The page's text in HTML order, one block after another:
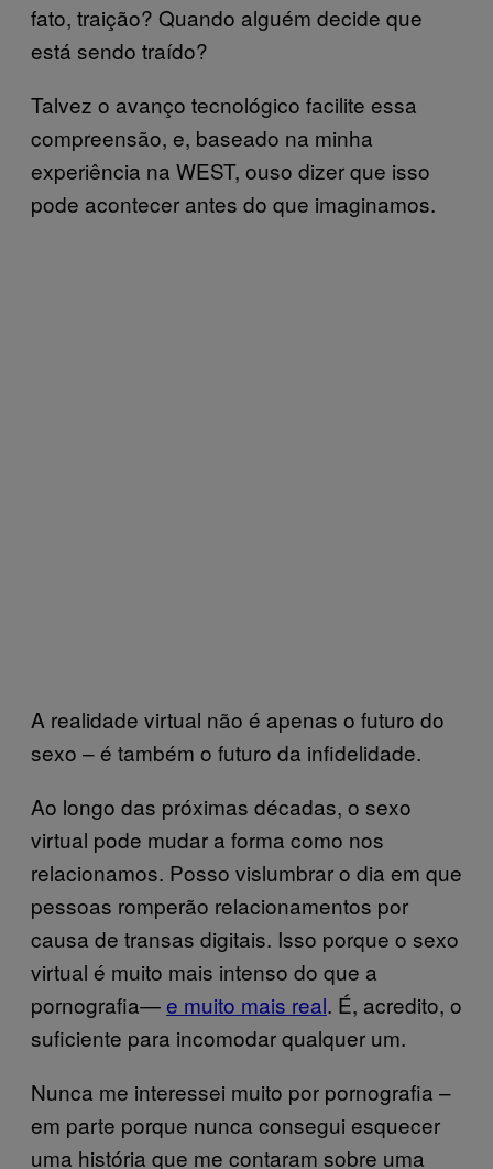
fato, traição? Quando alguém decide que
está sendo traído?
Talvez o avanço tecnológico facilite essa
compreensão, e, baseado na minha
experiência na WEST, ouso dizer que isso
pode acontecer antes do que imaginamos.
A realidade virtual não é apenas o futuro do
sexo – é também o futuro da infidelidade.
Ao longo das próximas décadas, o sexo
virtual pode mudar a forma como nos
relacionamos. Posso vislumbrar o dia em que
pessoas romperão relacionamentos por
causa de transas digitais. Isso porque o sexo
virtual é muito mais intenso do que a
pornografia—e muito mais real. É, acredito, o
suficiente para incomodar qualquer um.
Nunca me interessei muito por pornografia –
em parte porque nunca consegui esquecer
uma história que me contaram sobre uma